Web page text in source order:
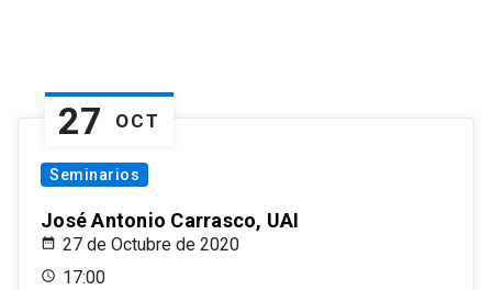
27 OCT
Seminarios
José Antonio Carrasco, UAI
27 de Octubre de 2020
17:00